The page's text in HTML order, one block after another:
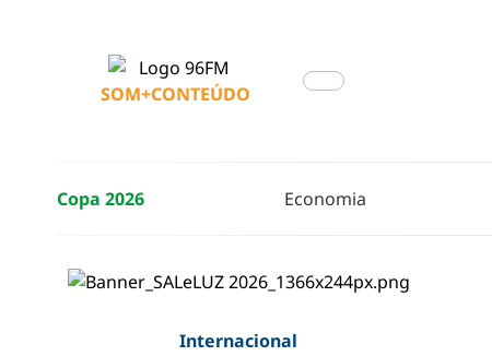
SOM+CONTEÚDO
Copa 2026 Economia
Internacional